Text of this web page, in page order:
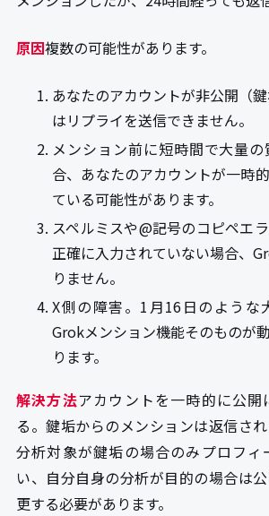
原因複数の可能性があります。
あなたのアカウントが非公開（
はリプライを送信できません。
メンション前に短時間で大量
合、あなたのアカウントが一時
ている可能性があります。
スペルミスや@記号のコピペエ
正確に入力されていない場合、
りません。
X側の障害。1月16日のような
Grokメンション機能そのものが
ります。
解決方法アカウントを一時的に公開
る。鍵垢からのメンションは返信され
分析対象が鍵垢の場合のみプロフィ
い、自分自身の分析が目的の場合は
更する必要があります。